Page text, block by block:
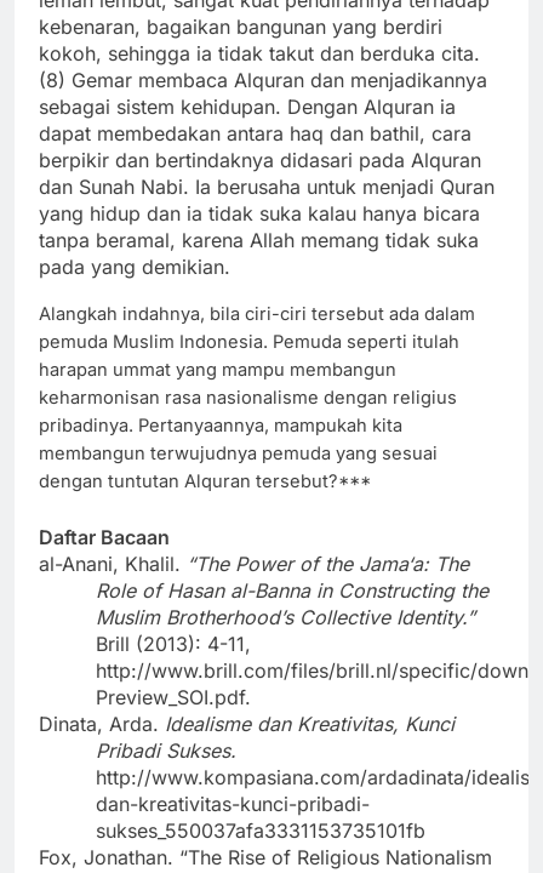
kebenaran, bagaikan bangunan yang berdiri
kokoh, sehingga ia tidak takut dan berduka cita.
(8) Gemar membaca Alquran dan menjadikannya
sebagai sistem kehidupan. Dengan Alquran ia
dapat membedakan antara haq dan bathil, cara
berpikir dan bertindaknya didasari pada Alquran
dan Sunah Nabi. Ia berusaha untuk menjadi Quran
yang hidup dan ia tidak suka kalau hanya bicara
tanpa beramal, karena Allah memang tidak suka
pada yang demikian.
Alangkah indahnya, bila ciri-ciri tersebut ada dalam
pemuda Muslim Indonesia. Pemuda seperti itulah
harapan ummat yang mampu membangun
keharmonisan rasa nasionalisme dengan religius
pribadinya. Pertanyaannya, mampukah kita
membangun terwujudnya pemuda yang sesuai
dengan tuntutan Alquran tersebut?***
Daftar Bacaan
al-Anani, Khalil. “The Power of the Jama‘a: The
Role of Hasan al-Banna in Constructing the
Muslim Brotherhood’s Collective Identity.”
Brill (2013): 4-11,
http://www.brill.com/files/brill.nl/specific/
Preview_SOI.pdf.
Dinata, Arda. Idealisme dan Kreativitas, Kunci
Pribadi Sukses.
http://www.kompasiana.com/ardadinata/
dan-kreativitas-kunci-pribadi-
sukses_550037afa3331153735101fb
Fox, Jonathan. “The Rise of Religious Nationalism